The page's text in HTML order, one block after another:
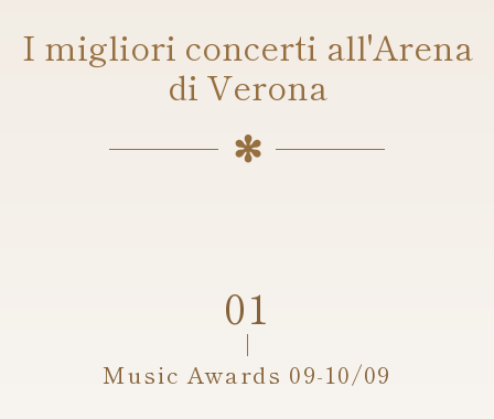
I migliori concerti all'Arena
di Verona
Music Awards 09-10/09